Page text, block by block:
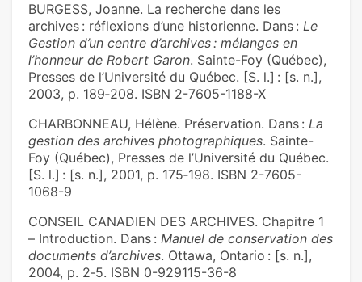
BURGESS, Joanne. La recherche dans les
archives : réflexions d’une historienne. Dans : Le
Gestion d’un centre d’archives : mélanges en
l’honneur de Robert Garon. Sainte-Foy (Québec),
Presses de l’Université du Québec. [S. l.] : [s. n.],
2003, p. 189‑208. ISBN 2-7605-1188-X
CHARBONNEAU, Hélène. Préservation. Dans : La
gestion des archives photographiques. Sainte-
Foy (Québec), Presses de l’Université du Québec.
[S. l.] : [s. n.], 2001, p. 175‑198. ISBN 2-7605-
1068-9
CONSEIL CANADIEN DES ARCHIVES. Chapitre 1
– Introduction. Dans : Manuel de conservation des
documents d’archives. Ottawa, Ontario : [s. n.],
2004, p. 2‑5. ISBN 0-929115-36-8